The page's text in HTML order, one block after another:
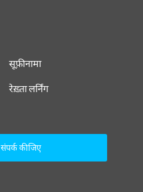
सूफ़ीनामा
रेख़्ता लर्निंग
संपर्क कीजिए